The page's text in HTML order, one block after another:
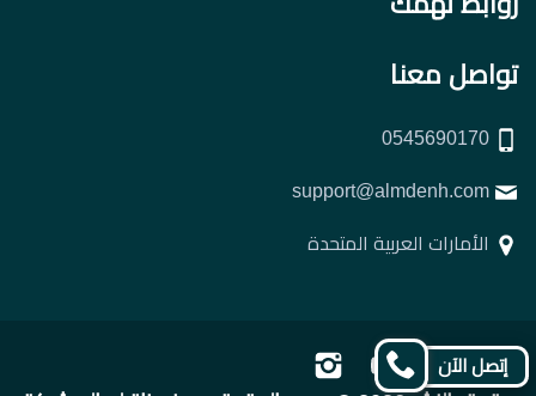
تواصل معنا
الأمارات العربية المتحدة
تابعنا
تابعنا
تابعنا
إتصل الآن